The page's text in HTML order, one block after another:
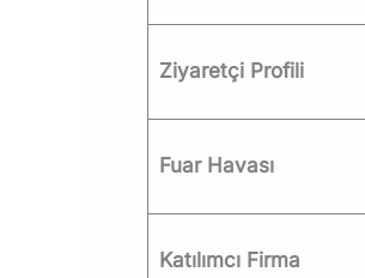
Ziyaretçi Profili
Fuar Havası
Katılımcı Firma